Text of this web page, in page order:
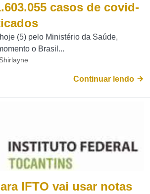
casos de covid-
(5) pelo Ministério da Saúde,
o Brasil...
Continuar lendo
IFTO vai usar notas